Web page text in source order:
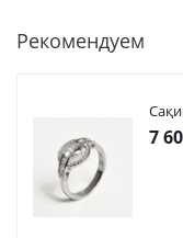
Рекомендуем
7